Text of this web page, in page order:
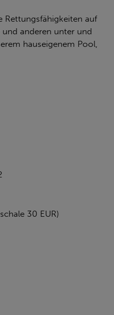
Rettungsfähigkeiten auf
anderen unter und
hauseigenem Pool,
30 EUR)